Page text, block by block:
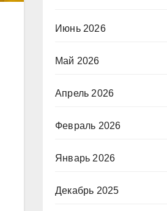
Июнь 2026
Май 2026
Апрель 2026
Февраль 2026
Январь 2026
Декабрь 2025